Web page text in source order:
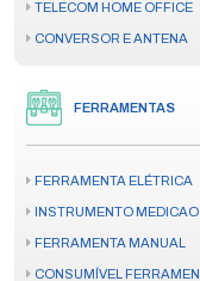
TELECOM HOME OFFICE
CONVERSOR E ANTENA
FERRAMENTAS
FERRAMENTA ELÉTRICA
INSTRUMENTO MEDICAO
FERRAMENTA MANUAL
CONSUMÍVEL